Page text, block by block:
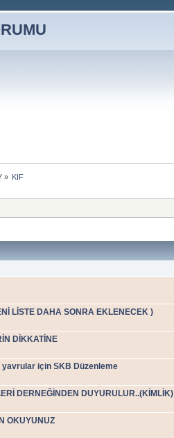
» KIF
LİSTE DAHA SONRA EKLENECEK )
DİKKATİNE
için SKB Düzenleme
DERNEĞİNDEN DUYURULUR..(KİMLİK)
OKUYUNUZ